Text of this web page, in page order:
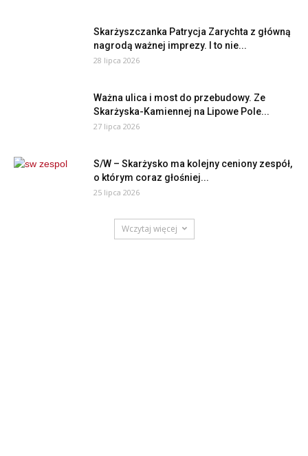
Skarżyszczanka Patrycja Zarychta z główną
nagrodą ważnej imprezy. I to nie...
28 lipca 2026
Ważna ulica i most do przebudowy. Ze
Skarżyska-Kamiennej na Lipowe Pole...
27 lipca 2026
S/W – Skarżysko ma kolejny ceniony zespół,
o którym coraz głośniej...
25 lipca 2026
Wczytaj więcej